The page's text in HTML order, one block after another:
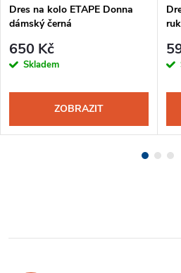
Dres na kolo ETAPE Donna
dámský černá
650 Kč
Skladem
ZOBRAZIT